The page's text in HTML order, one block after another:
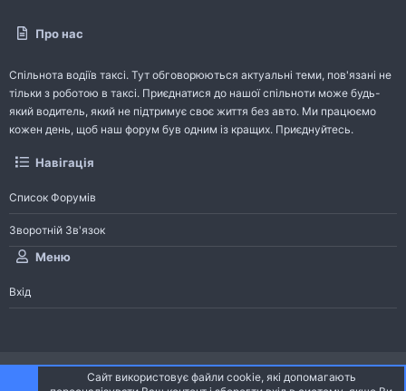
Про нас
Спільнота водіїв таксі. Тут обговорюються актуальні теми, пов'язані не
тільки з роботою в таксі. Приєднатися до нашої спільноти може будь-
який водитель, який не підтримує своє життя без авто. Ми працюємо
кожен день, щоб наш форум був одним із кращих. Приєднуйтесь.
Навігація
Список Форумів
Зворотній Зв'язок
Меню
Вхід
Community platform by XenForo® © 2010-2026 XenForo Ltd.
Community platform by XenForo © 2010-2022 XenForo Ltd. | dev: Pages
Сайт використовує файли cookie, які допомагають